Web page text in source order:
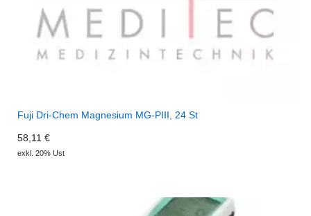
Fuji Dri-Chem Magnesium MG-PIII, 24 St
58,11 €
exkl. 20% Ust